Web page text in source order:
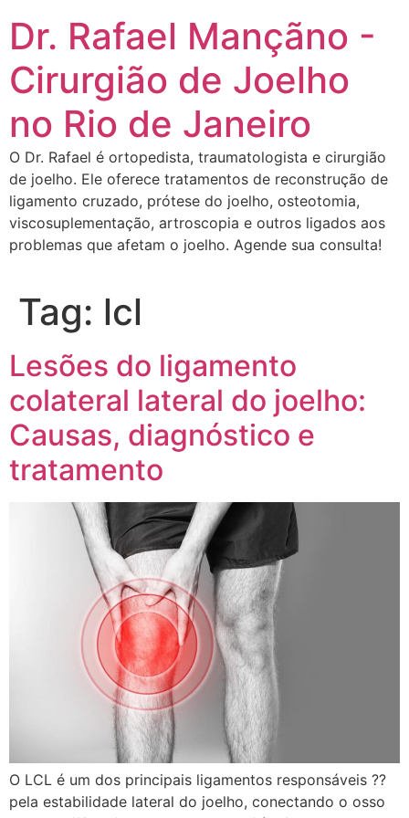
Dr. Rafael Mançãno -
Cirurgião de Joelho
no Rio de Janeiro
O Dr. Rafael é ortopedista, traumatologista e cirurgião
de joelho. Ele oferece tratamentos de reconstrução de
ligamento cruzado, prótese do joelho, osteotomia,
viscosuplementação, artroscopia e outros ligados aos
problemas que afetam o joelho. Agende sua consulta!
Tag: lcl
Lesões do ligamento
colateral lateral do joelho:
Causas, diagnóstico e
tratamento
O LCL é um dos principais ligamentos responsáveis ??
pela estabilidade lateral do joelho, conectando o osso